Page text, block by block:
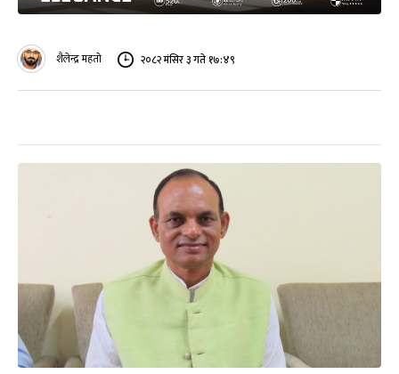
शैलेन्द्र महतो २०८२ मंसिर ३ गते १७:४९